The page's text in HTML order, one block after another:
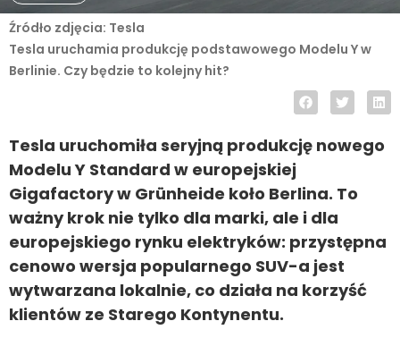
Tesla uruchamia produkcję podstawowego Modelu Y w
Berlinie. Czy będzie to kolejny hit?
Źródło zdjęcia: Tesla
Tesla uruchomiła seryjną produkcję nowego
Modelu Y Standard w europejskiej
Gigafactory w Grünheide koło Berlina. To
ważny krok nie tylko dla marki, ale i dla
europejskiego rynku elektryków: przystępna
cenowo wersja popularnego SUV-a jest
wytwarzana lokalnie, co działa na korzyść
klientów ze Starego Kontynentu.